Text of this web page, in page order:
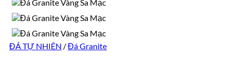
ĐÁ TỰ NHIÊN /Đá Granite